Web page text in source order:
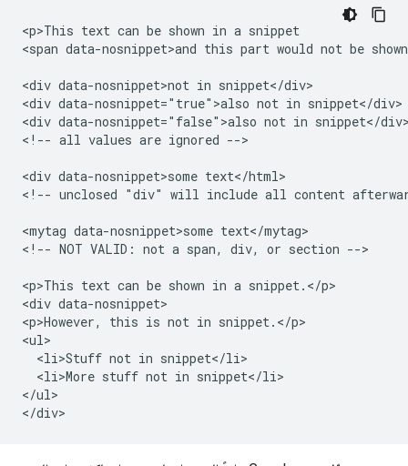
<p>This text can be shown in a snippet
<span data-nosnippet>and this part would not be
<div data-nosnippet>not in snippet</div>
<div data-nosnippet="true">also not in snippet</div>
<div data-nosnippet="false">also not in snippet</
<!-- all values are ignored -->
<div data-nosnippet>some text</html>
<!-- unclosed "div" will include all content
<mytag data-nosnippet>some text</mytag>
<!-- NOT VALID: not a span, div, or section -->
<p>This text can be shown in a snippet.</p>
<div data-nosnippet>
<p>However, this is not in snippet.</p>
<ul>
  <li>Stuff not in snippet</li>
  <li>More stuff not in snippet</li>
</ul>
</div>